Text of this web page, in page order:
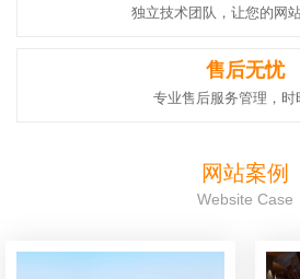
独立技术团队，让您的网
售后无忧
专业售后服务管理，时
网站案例
Website Case